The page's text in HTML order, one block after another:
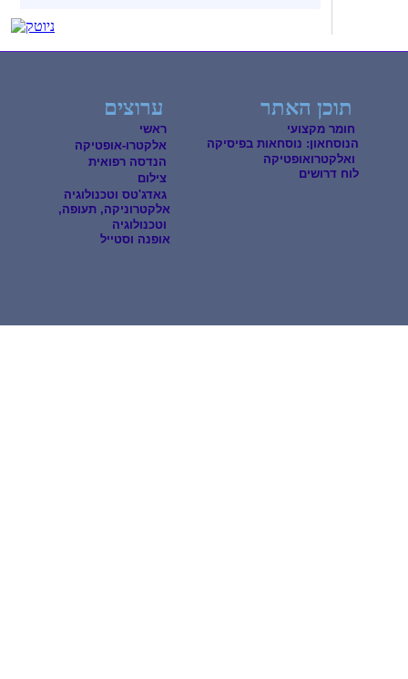
ערוצים
ראשי
אלקטרו-אופטיקה
הנדסה רפואית
צילום
גאדג'טס וטכנולוגיה
אלקטרוניקה, תעופה,
וטכנולוגיה
אופנה וסטייל
תוכן האתר
חומר מקצועי
הנוסחאון: נוסחאות בפיסיקה
ואלקטרואופטיקה
לוח דרושים